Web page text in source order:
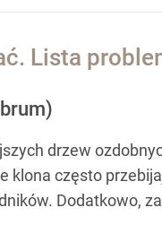
Lista
drzew
klona często
Dodatkowo,